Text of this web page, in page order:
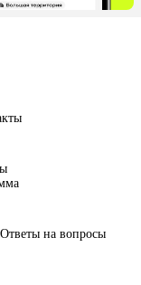
Ответы на вопросы